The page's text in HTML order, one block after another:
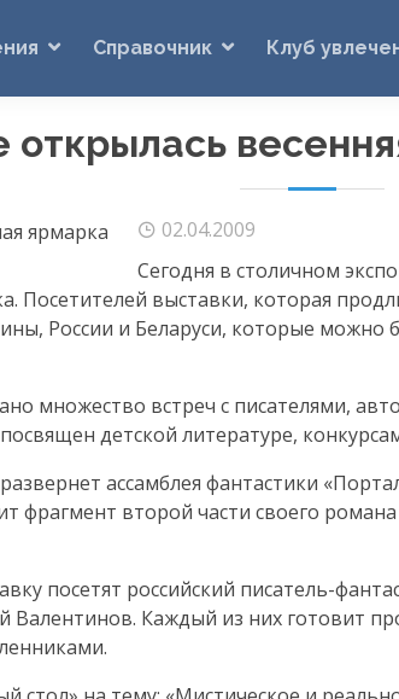
Справочник Клуб
открылась
02.04.2009
Сегодня в столичном
Посетителей выставки, которая
России и Беларуси, которые можно
множество встреч с писателями,
детской литературе,
ассамблея фантастики
фрагмент второй части своего
посетят российский писатель-
Каждый из них готовит
.